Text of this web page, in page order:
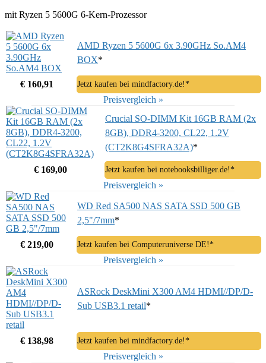
mit Ryzen 5 5600G 6-Kern-Prozessor
AMD Ryzen 5 5600G 6x 3.90GHz So.AM4
BOX*
€ 160,91 Jetzt kaufen bei mindfactory.de!*
Preisvergleich »
Crucial SO-DIMM Kit 16GB RAM (2x
8GB), DDR4-3200, CL22, 1.2V
(CT2K8G4SFRA32A)*
€ 169,00 Jetzt kaufen bei notebooksbilliger.de!*
Preisvergleich »
WD Red SA500 NAS SATA SSD 500 GB
2,5"/7mm*
€ 219,00 Jetzt kaufen bei Computeruniverse DE!*
Preisvergleich »
ASRock DeskMini X300 AM4 HDMI//DP/D-
Sub USB3.1 retail*
€ 138,98 Jetzt kaufen bei mindfactory.de!*
Preisvergleich »